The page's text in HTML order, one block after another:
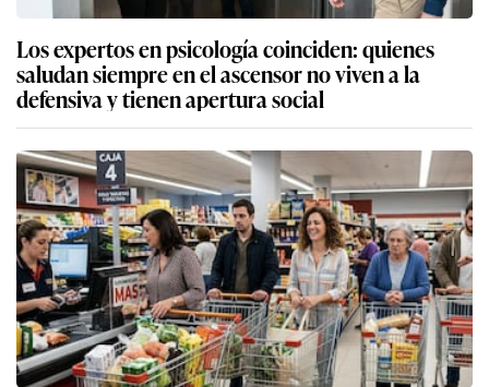
Los expertos en psicología coinciden: quienes
saludan siempre en el ascensor no viven a la
defensiva y tienen apertura social